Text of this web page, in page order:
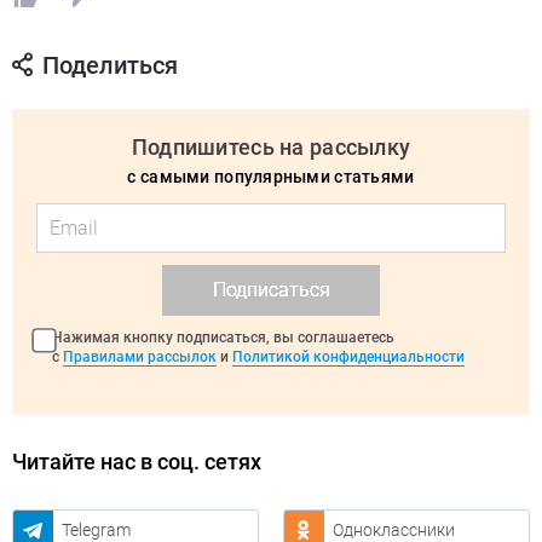
Поделиться
Подпишитесь на рассылку
с самыми популярными статьями
Подписаться
Нажимая кнопку подписаться, вы соглашаетесь
с Правилами рассылок и Политикой конфиденциальности
Читайте нас в соц. сетях
Telegram Одноклассники